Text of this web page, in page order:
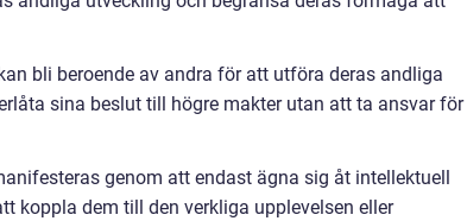
bli beroende av andra för att utföra deras andliga
sina beslut till högre makter utan att ta ansvar för
genom att endast ägna sig åt intellektuell
koppla dem till den verkliga upplevelsen eller